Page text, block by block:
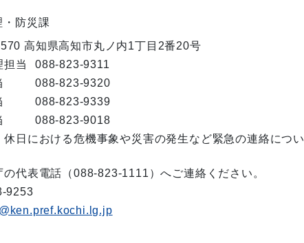
・防災課
高知県高知市丸ノ内1丁目2番20号
担当
088-823-9311
088-823-9320
088-823-9339
088-823-9018
日における危機事象や災害の発生など緊急の連絡につい
の代表電話（088-823-1111）へご連絡ください。
9253